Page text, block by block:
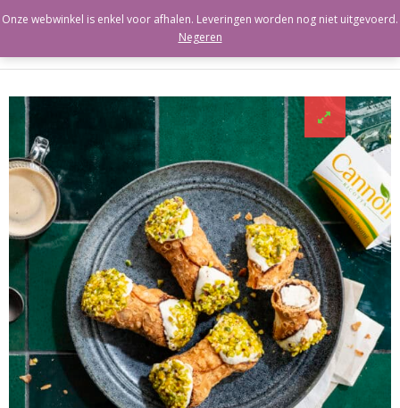
Berloumi
Labneh
Paneer
Cacioricotta
Cannoli
Kaaswei
Cart ( Items)
Onze webwinkel is enkel voor afhalen. Leveringen worden nog niet uitgevoerd.
Negeren